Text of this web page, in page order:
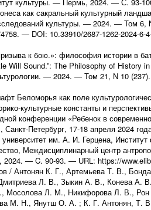
как сакральный культурный
культуры. — 2024. — Том 6,
— DOI: 10.33910/2687-1262-2024-
к бою.»: философия истории в
Will Sound.”: The Philosophy of History
— 2024. — Том 21, N 10
Беломорья как поле
культурные константы и
конференции «Ребенок в
Петербург, 17-18 апреля 2024
университет им. А. И. Герцена,
Междисциплинарный центр
2024. — C. 90-93. — URL: https://
/ Антонян К. Г., Артемьева Т. В.,
Л. В., Зыкин А. В., Конева А.
Мосолова Л. М., Никифорова Л. В.,
М. Н., Янутш О. А. ; К. Г. Антонян, Т.